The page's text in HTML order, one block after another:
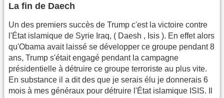
La fin de Daech
Un des premiers succès de Trump c'est la victoire contre
l'État islamique de Syrie Iraq, ( Daesh , Isis ). En effet alors
qu'Obama avait laissé se développer ce groupe pendant 8
ans, Trump s'était engagé pendant la campagne
présidentielle à détruire ce groupe terroriste au plus vite.
En substance il a dit des que je serais élu je donnerais 6
mois à mes généraux pour détruire l'État islamique ISIS. Il